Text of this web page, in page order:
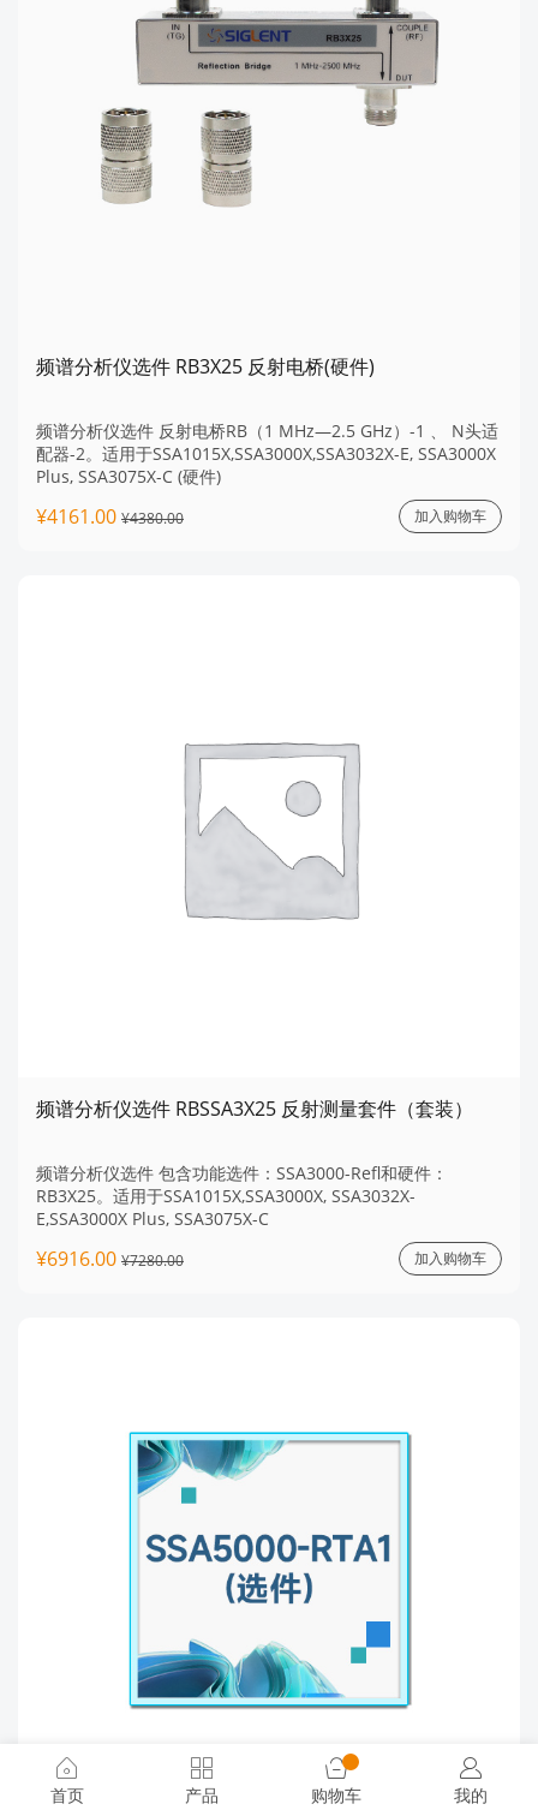
频谱分析仪选件 RB3X25 反射电桥(硬件)
频谱分析仪选件 反射电桥RB（1 MHz—2.5 GHz）-1 、 N头适
配器-2。适用于SSA1015X,SSA3000X,SSA3032X-E, SSA3000X
Plus, SSA3075X-C (硬件)
¥4161.00 ¥4380.00 加入购物车
频谱分析仪选件 RBSSA3X25 反射测量套件（套装）
频谱分析仪选件 包含功能选件：SSA3000-Refl和硬件：
RB3X25。适用于SSA1015X,SSA3000X, SSA3032X-
E,SSA3000X Plus, SSA3075X-C
¥6916.00 ¥7280.00 加入购物车
首页 产品 购物车 我的